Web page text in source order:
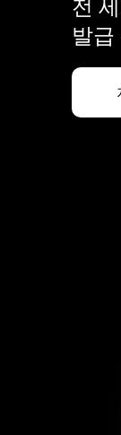
전
발급